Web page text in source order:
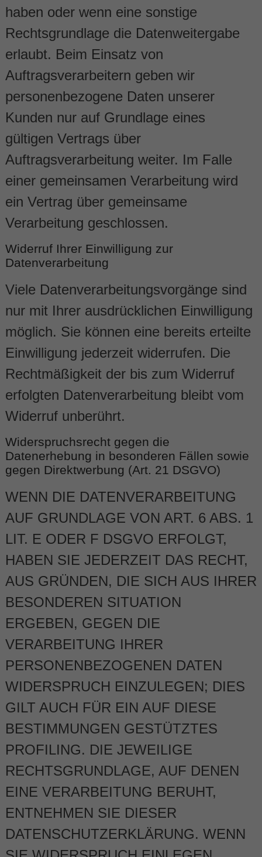
haben oder wenn eine sonstige
Rechtsgrundlage die Datenweitergabe
erlaubt. Beim Einsatz von
Auftragsverarbeitern geben wir
personenbezogene Daten unserer
Kunden nur auf Grundlage eines
gültigen Vertrags über
Auftragsverarbeitung weiter. Im Falle
einer gemeinsamen Verarbeitung wird
ein Vertrag über gemeinsame
Verarbeitung geschlossen.
Widerruf Ihrer Einwilligung zur
Datenverarbeitung
Viele Datenverarbeitungsvorgänge sind
nur mit Ihrer ausdrücklichen Einwilligung
möglich. Sie können eine bereits erteilte
Einwilligung jederzeit widerrufen. Die
Rechtmäßigkeit der bis zum Widerruf
erfolgten Datenverarbeitung bleibt vom
Widerruf unberührt.
Widerspruchsrecht gegen die
Datenerhebung in besonderen Fällen sowie
gegen Direktwerbung (Art. 21 DSGVO)
WENN DIE DATENVERARBEITUNG
AUF GRUNDLAGE VON ART. 6 ABS. 1
LIT. E ODER F DSGVO ERFOLGT,
HABEN SIE JEDERZEIT DAS RECHT,
AUS GRÜNDEN, DIE SICH AUS IHRER
BESONDEREN SITUATION
ERGEBEN, GEGEN DIE
VERARBEITUNG IHRER
PERSONENBEZOGENEN DATEN
WIDERSPRUCH EINZULEGEN; DIES
GILT AUCH FÜR EIN AUF DIESE
BESTIMMUNGEN GESTÜTZTES
PROFILING. DIE JEWEILIGE
RECHTSGRUNDLAGE, AUF DENEN
EINE VERARBEITUNG BERUHT,
ENTNEHMEN SIE DIESER
DATENSCHUTZERKLÄRUNG. WENN